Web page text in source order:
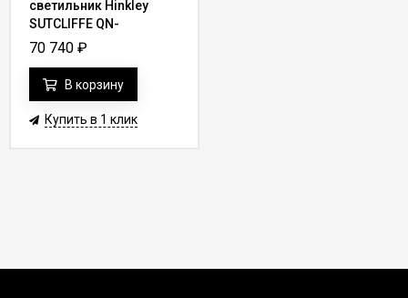
светильник Hinkley
SUTCLIFFE QN-
SUTCLIFFE-M-OZ
70 740 ₽
В корзину
Купить в 1 клик